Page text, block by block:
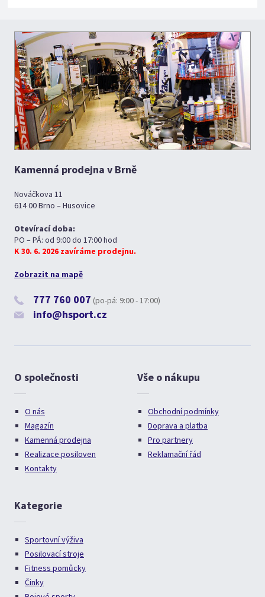
Kamenná prodejna v Brně
Nováčkova 11
614 00 Brno – Husovice
Otevírací doba:
PO – PÁ: od 9:00 do 17:00 hod
K 30. 6. 2026 zavíráme prodejnu.
Zobrazit na mapě
777 760 007 (po-pá: 9:00 - 17:00)
info@hsport.cz
O společnosti
O nás
Magazín
Kamenná prodejna
Realizace posiloven
Kontakty
Vše o nákupu
Obchodní podmínky
Doprava a platba
Pro partnery
Reklamační řád
Kategorie
Sportovní výživa
Posilovací stroje
Fitness pomůcky
Činky